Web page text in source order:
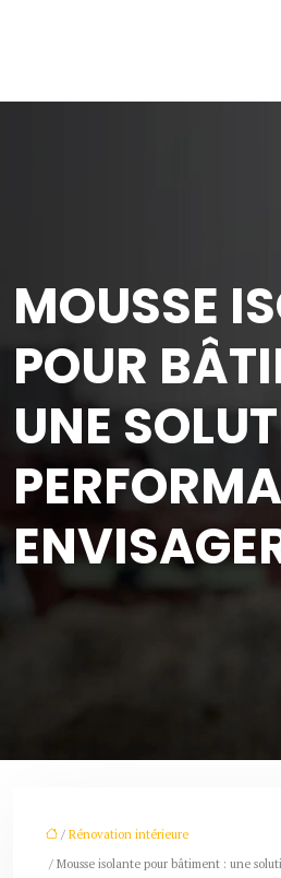
MOUSSE
POUR
UNE
/ Rénovation intérieure
/ Mousse isolante pour bâtiment : une